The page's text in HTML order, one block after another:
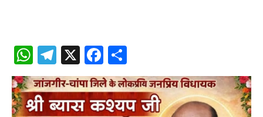
WhatsApp
Telegram
X Facebook